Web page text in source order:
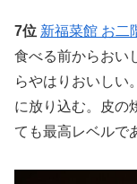
7位 新福菜館 お二
食べる前からおい
らやはりおいしい
に放り込む。皮の
ても最高レベルで